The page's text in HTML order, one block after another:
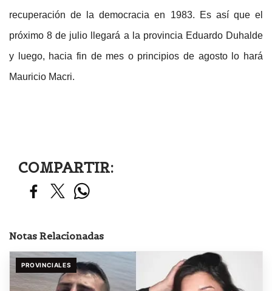
recuperación de la democracia en 1983. Es así que el
próximo 8 de julio llegará a la provincia Eduardo Duhalde
y luego, hacia fin de mes o principios de agosto lo hará
Mauricio Macri.
COMPARTIR:
Notas Relacionadas
PROVINCIALES